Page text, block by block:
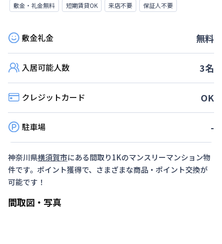
敷金・礼金無料
短期賃貸OK 来店不要 保証人不要
敷金礼金 無料
入居可能人数 3名
クレジットカード OK
駐車場 -
神奈川県横須賀市にある間取り1Kのマンスリーマンション物
件です。ポイント獲得で、さまざまな商品・ポイント交換が
可能です！
間取図・写真